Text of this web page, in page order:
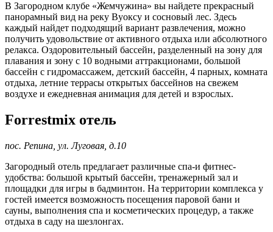
В Загородном клубе «Жемчужина» вы найдете прекрасный
панорамный вид на реку Вуоксу и сосновый лес. Здесь
каждый найдет подходящий вариант развлечения, можно
получить удовольствие от активного отдыха или абсолютного
релакса. Оздоровительный бассейн, разделенный на зону для
плавания и зону с 10 водными аттракционами, большой
бассейн с гидромассажем, детский бассейн, 4 парных, комната
отдыха, летние террасы открытых бассейнов на свежем
воздухе и ежедневная анимация для детей и взрослых.
Forrestmix отель
пос. Репина, ул. Луговая, д.10
Загородный отель предлагает различные спа-и фитнес-
удобства: большой крытый бассейн, тренажерный зал и
площадки для игры в бадминтон. На территории комплекса у
гостей имеется возможность посещения паровой бани и
сауны, выполнения спа и косметических процедур, а также
отдыха в саду на шезлонгах.